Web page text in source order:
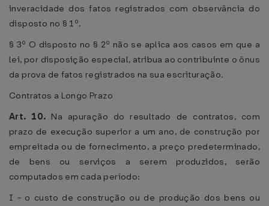
inveracidade dos fatos registrados com observância do
disposto no § 1º.
§ 3º O disposto no § 2º não se aplica aos casos em que a
lei, por disposição especial, atribua ao contribuinte o ônus
da prova de fatos registrados na sua escrituração.
Contratos a Longo Prazo
Art. 10. Na apuração do resultado de contratos, com
prazo de execução superior a um ano, de construção por
empreitada ou de fornecimento, a preço predeterminado,
de bens ou serviços a serem produzidos, serão
computados em cada período:
I - o custo de construção ou de produção dos bens ou